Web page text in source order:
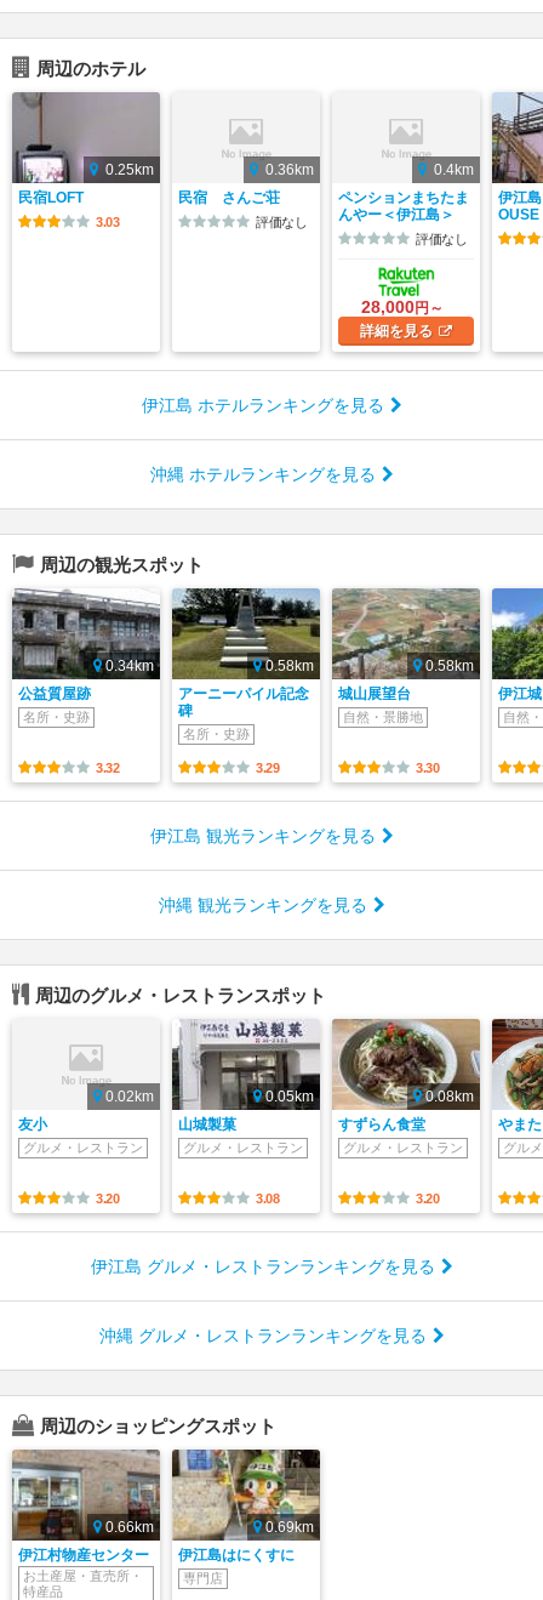
周辺のホテル
0.25km
民宿LOFT
3.03
0.36km
民宿 さんご荘
評価なし
0.4km
ペンションまちたま
んやー＜伊江島＞
評価なし
28,000円～
詳細を見る
伊江
OUSE
伊江島 ホテルランキングを見る
沖縄 ホテルランキングを見る
周辺の観光スポット
0.34km
公益質屋跡
名所・史跡
3.32
0.58km
アーニーパイル記念
碑
名所・史跡
3.29
0.58km
城山展望台
自然・景勝地
3.30
伊江
自然
伊江島 観光ランキングを見る
沖縄 観光ランキングを見る
周辺のグルメ・レストランスポット
0.02km
友小
グルメ・レストラン
3.20
0.05km
山城製菓
グルメ・レストラン
3.08
0.08km
すずらん食堂
グルメ・レストラン
3.20
やまた
グル
伊江島 グルメ・レストランランキングを見る
沖縄 グルメ・レストランランキングを見る
周辺のショッピングスポット
0.66km
伊江村物産センター
お土産屋・直売所・
特産品
0.69km
伊江島はにくすに
専門店